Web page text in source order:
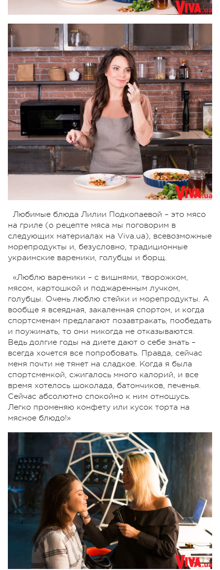
Любимые блюда Лилии Подкопаевой – это мясо
на гриле (о рецепте мяса мы поговорим в
следующих материалах на Viva.ua), всевозможные
морепродукты и, безусловно, традиционные
украинские вареники, голубцы и борщ.
«Люблю вареники – с вишнями, творожком,
мясом, картошкой и поджаренным лучком,
голубцы. Очень люблю стейки и морепродукты. А
вообще я всеядная, закаленная спортом, и когда
спортсменам предлагают позавтракать, пообедать
и поужинать, то они никогда не отказываются.
Ведь долгие годы на диете дают о себе знать –
всегда хочется все попробовать. Правда, сейчас
меня почти не тянет на сладкое. Когда я была
спортсменкой, сжигалось много калорий, и все
время хотелось шоколада, батончиков, печенья.
Сейчас абсолютно спокойно к ним отношусь.
Легко променяю конфету или кусок торта на
мясное блюдо!»